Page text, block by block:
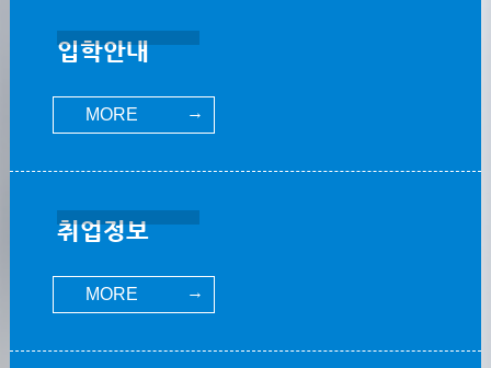
입학안내
MORE
취업정보
MORE